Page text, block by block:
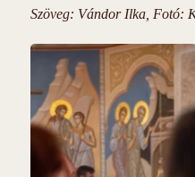
Szöveg: Vándor Ilka, Fotó: